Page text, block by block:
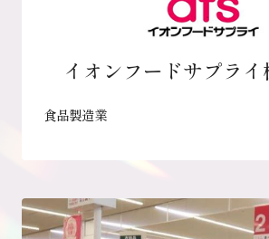
イオンフードサプライ
食品製造業